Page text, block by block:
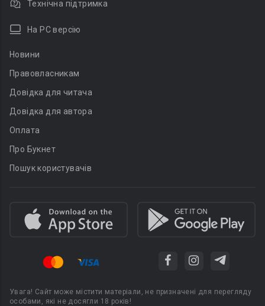
Технічна підтримка
На PC версію
Новини
Правовласникам
Довідка для читача
Довідка для автора
Оплата
Про Букнет
Пошук користувачів
Увага! Сайт може містити матеріали, не призначені для перегляду
особами, які не досягли 18 років!